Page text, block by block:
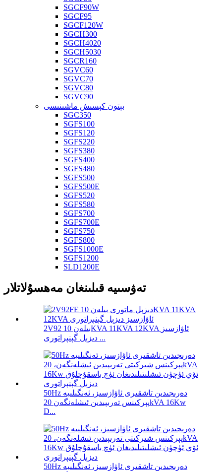
SGCF90W
SGCF95
SGCF120W
SGCH300
SGCH4020
SGCH5030
SGCR160
SGVC60
SGVC70
SGVC80
SGVC90
بېتون كېسىش ماشىنىسى
SGC350
SGFS100
SGFS120
SGFS220
SGFS380
SGFS400
SGFS480
SGFS500
SGFS500E
SGFS520
SGFS580
SGFS700
SGFS700E
SGFS750
SGFS800
SGFS1000E
SGFS1200
SLD1200E
تەۋسىيە قىلىنغان مەھسۇلاتلار
2V92 بىلەن 10KVA 11KVA 12KVA ئاۋازسىز
دىزېل گېنېراتورى ...
50Hz دەرىجىدىن تاشقىرى ئاۋازسىز، ئەنگىلىيە
پېركىنس تەرىپىدىن ئىشلەنگەن 20kVA 16Kw
D...
50Hz دەرىجىدىن تاشقىرى ئاۋازسىز، ئەنگىلىيە